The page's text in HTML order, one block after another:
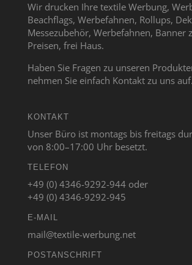
Wir drucken Ihre textile Werbung,
Beachflags, Werbefahnen, Rollups,
Messezubehör, Werbefahnen, Banner
Preisen, frei Haus.
Haben Sie Fragen zu unseren
nehmen Sie einfach Kontakt zu uns auf.
KONTAKT
Unser Büro ist montags bis freitags
von 8:00–17:00 Uhr besetzt.
TELEFON
+49 (0) 4346-9292-944 oder
+49 (0) 4346-9292-945
E-MAIL
mail@textile-werbung.net
POSTANSCHRIFT